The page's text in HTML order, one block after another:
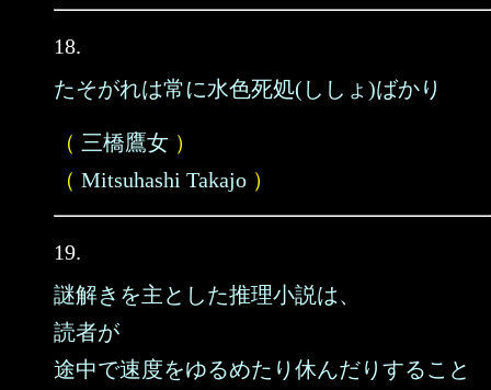
18.
たそがれは常に水色死処(ししょ)ばかり
（ 三橋鷹女 ）
（ Mitsuhashi Takajo ）
19.
謎解きを主とした推理小説は、
読者が
途中で速度をゆるめたり休んだりすること